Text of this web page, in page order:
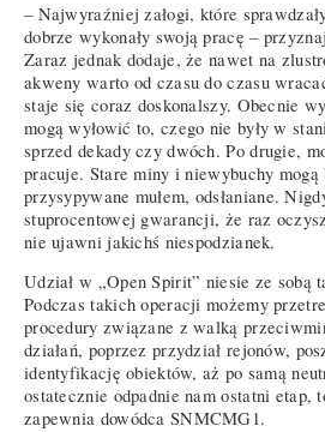
– Najwyraźniej załogi, które
dobrze wykonały swoją pracę –
Zaraz jednak dodaje, że nawet na
akweny warto od czasu do czasu
staje się coraz doskonalszy. Obecnie
mogą wyłowić to, czego nie były w
sprzed dekady czy dwóch. Po drugie,
pracuje. Stare miny i niewybuchy mogą
przysypywane mułem, odsłaniane.
stuprocentowej gwarancji, że raz
nie ujawni jakichś niespodzianek.
Udział w „Open Spirit” niesie ze sobą
Podczas takich operacji możemy
procedury związane z walką
działań, poprzez przydział rejonów,
identyfikację obiektów, aż po samą
ostatecznie odpadnie nam ostatni etap,
zapewnia dowódca SNMCMG1.